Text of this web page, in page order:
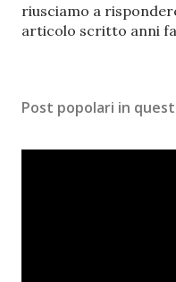
u
n
m
n
riusciamo a
articolo scritto anni
Post popolari in